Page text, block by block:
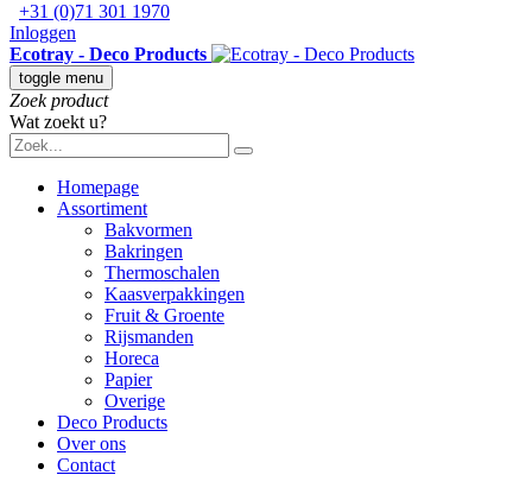
+31 (0)71 301 1970
Inloggen
Ecotray - Deco Products
toggle menu
Zoek product
Wat zoekt u?
Homepage
Assortiment
Bakvormen
Bakringen
Thermoschalen
Kaasverpakkingen
Fruit & Groente
Rijsmanden
Horeca
Papier
Overige
Deco Products
Over ons
Contact